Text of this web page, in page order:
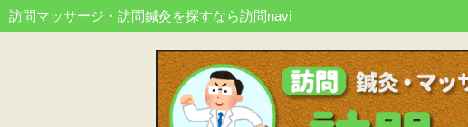
訪問マッサージ・訪問鍼灸を探すなら訪問navi